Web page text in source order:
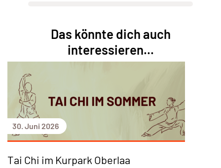
Das könnte dich auch
interessieren...
30. Juni 2026
Tai Chi im Kurpark Oberlaa